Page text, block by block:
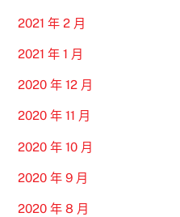
2021 年 2 月
2021 年 1 月
2020 年 12 月
2020 年 11 月
2020 年 10 月
2020 年 9 月
2020 年 8 月